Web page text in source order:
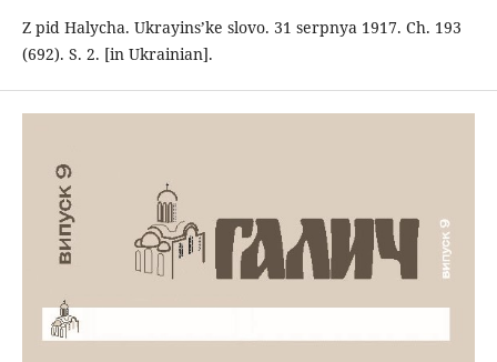
Z pid Halycha. Ukrayins’ke slovo. 31 serpnya 1917. Ch. 193
(692). S. 2. [in Ukrainian].